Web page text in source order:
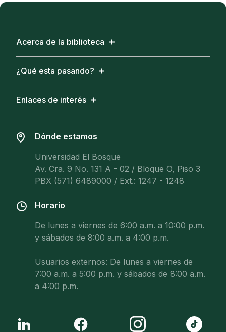
Acerca de la biblioteca
¿Qué esta pasando?
Enlaces de interés
Dónde estamos
Universidad El Bosque
Av. Cra. 9 No. 131 A - 02 / Bloque O, Piso 3
PBX (571) 6489000 / Ext.: 1247 - 1248
Horario
De lunes a viernes de 6:00 a.m. a 10:00 p.m.
y sábados de 8:00 a.m. a 4:00 p.m.
Usuarios externos: De lunes a viernes de
7:00 a.m. a 5:00 p.m. y sábados de 8:00 a.m.
a 4:00 p.m.